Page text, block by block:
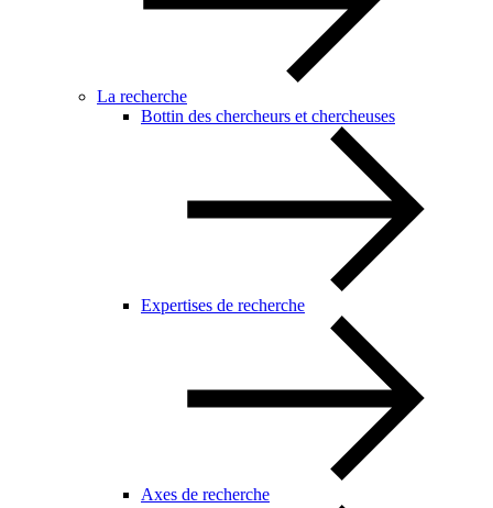
La recherche
Bottin des chercheurs et chercheuses
Expertises de recherche
Axes de recherche